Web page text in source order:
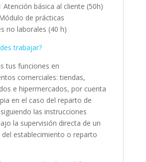
Atención básica al cliente (50h)
de prácticas
no laborales (40 h)
trabajar?
tus funciones en
comerciales: tiendas,
e hipermercados, por cuenta
en el caso del reparto de
las instrucciones
la supervisión directa de un
del establecimiento o reparto